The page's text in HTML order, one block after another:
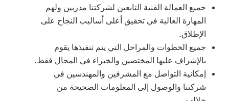
جميع العمالة الفنية التابعين لشركتنا مدربين ولهم
المهارة العالية في تحقيق أعلى أساليب النجاح على
الإطلاق.
جميع الخطوات والمراحل التي يتم تنفيذها يقوم
بالإشراف عليها المختصين والخبراء في المجال فقط.
إمكانية التواصل مع المشرفين والمهندسين في
شركتنا والوصول إلى المعلومات الصحيحة من